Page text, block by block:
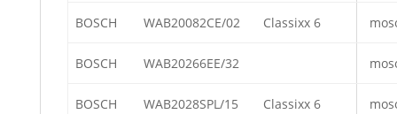
BOSCH WAB20082CE/02 Classixx 6
BOSCH WAB20266EE/32
BOSCH WAB2028SPL/15 Classixx 6